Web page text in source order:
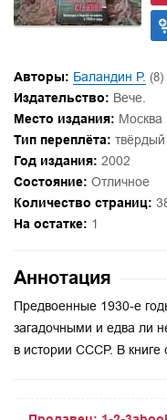
Авторы: Баландин Р. (8)
Издательство: Вече.
Место издания: Москва
Тип переплёта: твёрдый
Год издания: 2002
Состояние: Отличное
Количество страниц:
На остатке: 1
Аннотация
Предвоенные 1930-е
загадочными и едва ли
в истории СССР. В книге